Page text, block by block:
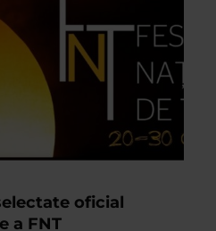
oficial
a FNT